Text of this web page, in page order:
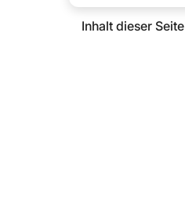
Inhalt dieser Seite